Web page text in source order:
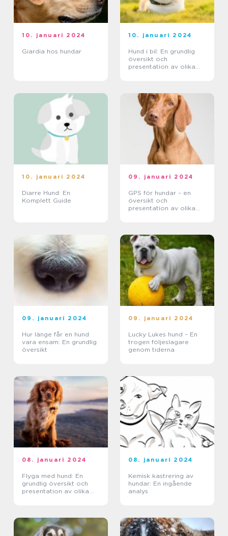
10. januari 2024
Giardia hos hundar
10. januari 2024
Hund i bil: En grundlig
översikt och
presentation av olika
10. januari 2024
Diarre Hund: En
Komplett Guide
09. januari 2024
GPS för hundar – en
översikt och
presentation av olika
09. januari 2024
Hur länge får en hund
vara ensam: En grundlig
översikt
09. januari 2024
Lucky Lukes hund – En
trogen följeslagare
genom tiderna
08. januari 2024
Flyga med hund: En
grundlig översikt och
presentation av olika
08. januari 2024
Kemisk kastrering av
hundar: En ingående
analys